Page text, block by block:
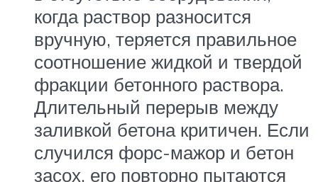
когда раствор разносится
вручную, теряется правильное
соотношение жидкой и твердой
фракции бетонного раствора.
Длительный перерыв между
заливкой бетона критичен. Если
случился форс-мажор и бетон
засох, его повторно пытаются